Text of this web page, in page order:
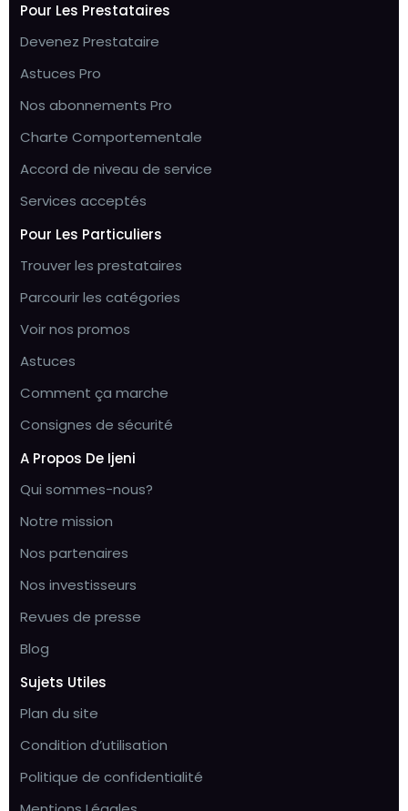
Pour Les Prestataires
Devenez Prestataire
Astuces Pro
Nos abonnements Pro
Charte Comportementale
Accord de niveau de service
Services acceptés
Pour Les Particuliers
Trouver les prestataires
Parcourir les catégories
Voir nos promos
Astuces
Comment ça marche
Consignes de sécurité
A Propos De Ijeni
Qui sommes-nous?
Notre mission
Nos partenaires
Nos investisseurs
Revues de presse
Blog
Sujets Utiles
Plan du site
Condition d’utilisation
Politique de confidentialité